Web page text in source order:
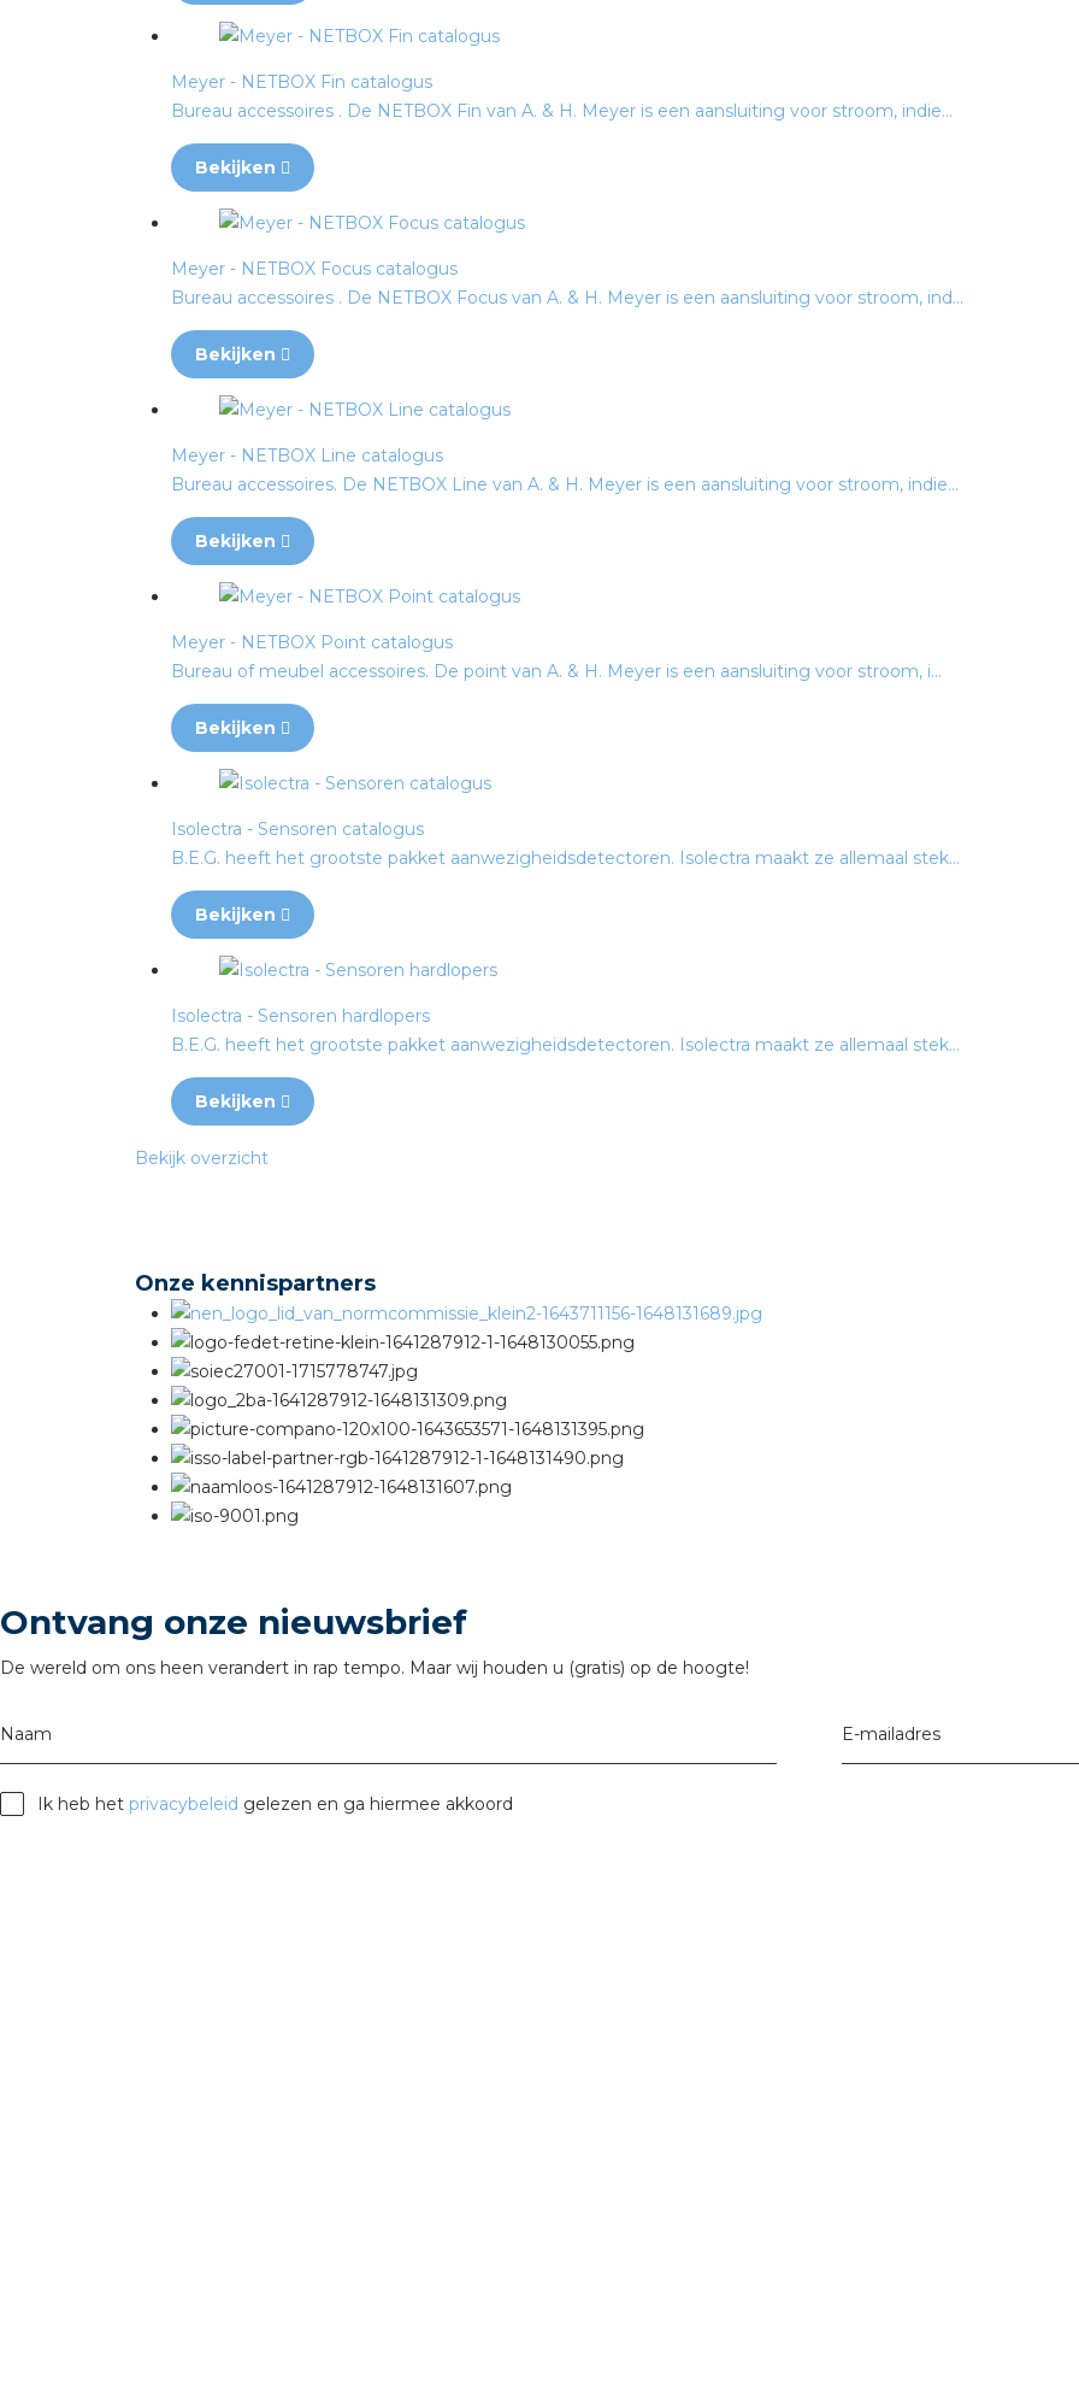
Meyer - NETBOX Fin catalogus
Bureau accessoires . De NETBOX Fin van A. & H. Meyer is een aansluiting voor stroom, indie...
Bekijken
Meyer - NETBOX Focus catalogus
Bureau accessoires . De NETBOX Focus van A. & H. Meyer is een aansluiting voor stroom, ind...
Bekijken
Meyer - NETBOX Line catalogus
Bureau accessoires. De NETBOX Line van A. & H. Meyer is een aansluiting voor stroom, indie...
Bekijken
Meyer - NETBOX Point catalogus
Bureau of meubel accessoires. De point van A. & H. Meyer is een aansluiting voor stroom, i...
Bekijken
Isolectra - Sensoren catalogus
B.E.G. heeft het grootste pakket aanwezigheidsdetectoren. Isolectra maakt ze allemaal stek...
Bekijken
Isolectra - Sensoren hardlopers
B.E.G. heeft het grootste pakket aanwezigheidsdetectoren. Isolectra maakt ze allemaal stek...
Bekijken
Bekijk overzicht
Onze kennispartners
Ontvang onze nieuwsbrief
De wereld om ons heen verandert in rap tempo. Maar wij houden u (gratis) op de hoogte!
Naam E-mailadres
Ik heb het privacybeleid gelezen en ga hiermee akkoord